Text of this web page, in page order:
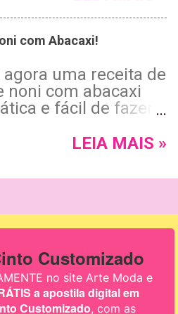
dos dois
com Abacaxi!
agora uma receita de
noni com abacaxi
e fácil de fazer
e saborear um suco
Confira a receita e
mostra como fazer
sem as sementes
LEIA MAIS »